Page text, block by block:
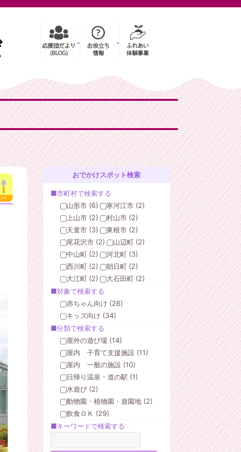
おでかけスポット検索
■市町村で検索する
山形市 (6)
寒河江市 (2)
上山市 (2)
村山市 (2)
天童市 (3)
東根市 (2)
尾花沢市 (2)
山辺町 (2)
中山町 (2)
河北町 (3)
西川町 (2)
朝日町 (2)
大江町 (2)
大石田町 (2)
■対象で検索する
赤ちゃん向け (26)
キッズ向け (34)
■分類で検索する
屋外の遊び場 (14)
屋内 子育て支援施設 (11)
屋内 一般の施設 (10)
日帰り温泉・道の駅 (1)
水遊び (2)
動物園・植物園・遊園地 (2)
飲食ＯＫ (29)
■キーワードで検索する